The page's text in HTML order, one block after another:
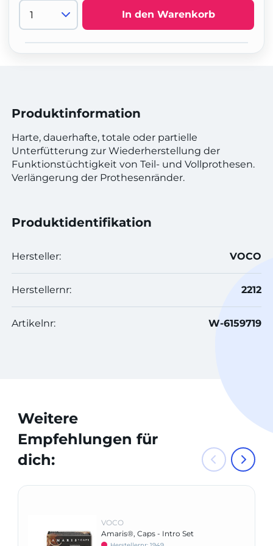
In den Warenkorb
Produktinformation
Harte, dauerhafte, totale oder partielle
Unterfütterung zur Wiederherstellung der
Funktionstüchtigkeit von Teil- und Vollprothesen.
Verlängerung der Prothesenränder.
Produktidentifikation
Hersteller: VOCO
Herstellernr: 2212
Artikelnr: W-6159719
Weitere
Empfehlungen für
dich:
VOCO
Amaris®, Caps - Intro Set